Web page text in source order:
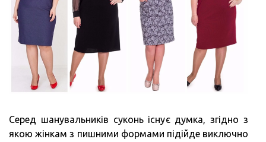
Серед шанувальників суконь існує думка, згідно з
якою жінкам з пишними формами підійде виключно